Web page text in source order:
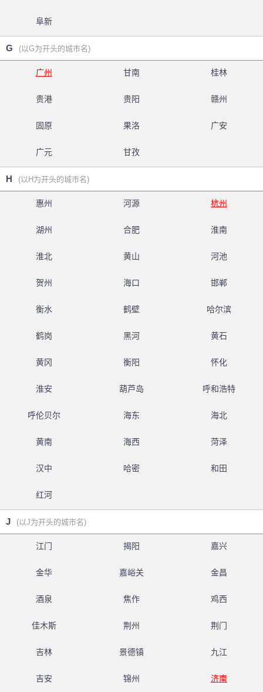
阜新
G (以G为开头的城市名)
广州 甘南 桂林
贵港 贵阳 赣州
固原 果洛 广安
广元 甘孜
H (以H为开头的城市名)
惠州 河源 杭州
湖州 合肥 淮南
淮北 黄山 河池
贺州 海口 邯郸
衡水 鹤壁 哈尔滨
鹤岗 黑河 黄石
黄冈 衡阳 怀化
淮安 葫芦岛 呼和浩特
呼伦贝尔 海东 海北
黄南 海西 菏泽
汉中 哈密 和田
红河
J (以J为开头的城市名)
江门 揭阳 嘉兴
金华 嘉峪关 金昌
酒泉 焦作 鸡西
佳木斯 荆州 荆门
吉林 景德镇 九江
吉安 锦州 济南